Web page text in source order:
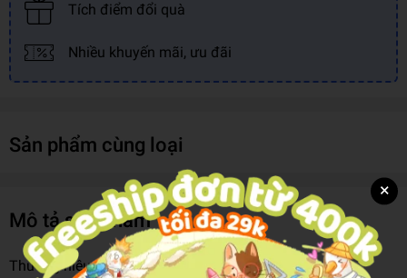
Tích điểm đổi quà
Nhiều khuyến mãi, ưu đãi
Sản phẩm cùng loại
Mô tả sản phẩm
Thương hiệu:MAISTO
×